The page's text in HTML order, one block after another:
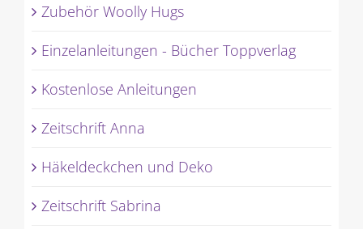
Zubehör Woolly Hugs
Einzelanleitungen - Bücher Toppverlag
Kostenlose Anleitungen
Zeitschrift Anna
Häkeldeckchen und Deko
Zeitschrift Sabrina